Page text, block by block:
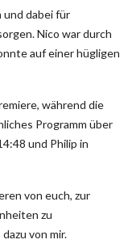
und dabei für
Nico war durch
auf einer hügligen
während die
Programm über
und Philip in
von euch, zur
zu
von mir.